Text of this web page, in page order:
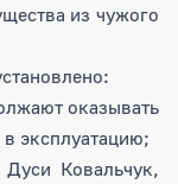
из чужого
оказывать
эксплуатацию;
Ковальчук,